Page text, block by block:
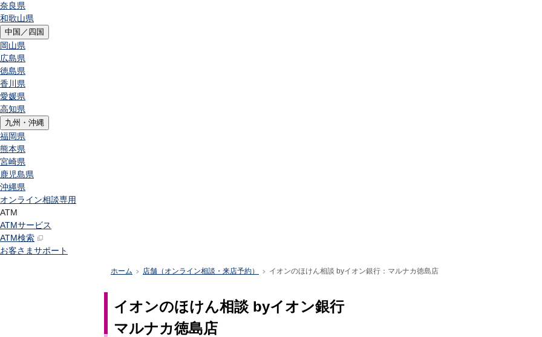
奈良県
和歌山県
中国／四国
岡山県
広島県
徳島県
香川県
愛媛県
高知県
九州・沖縄
福岡県
熊本県
宮崎県
鹿児島県
沖縄県
オンライン相談専用
ATM
ATMサービス
ATM検索
お客さまサポート
ホーム >店舗（オンライン相談・来店予約） イオンのほけん相談 byイオン銀行：マルナカ徳島店
イオンのほけん相談 byイオン銀行
マルナカ徳島店